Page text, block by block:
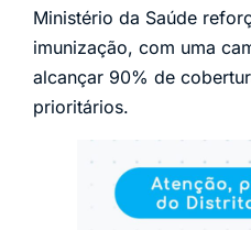
Ministério da Saúde
imunização, com uma
alcançar 90% de
prioritários.